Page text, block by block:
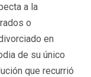
a la
o
en
de su único
que recurrió